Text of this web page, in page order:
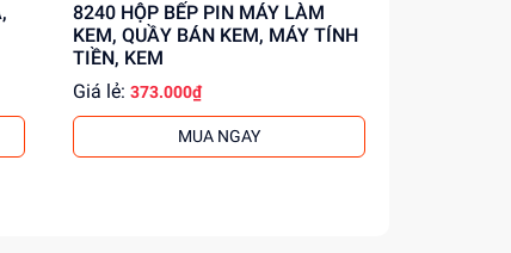
8240 HỘP BẾP PIN MÁY LÀM
KEM, QUẦY BÁN KEM, MÁY TÍNH
TIỀN, KEM
Giá lẻ: 373.000₫
MUA NGAY